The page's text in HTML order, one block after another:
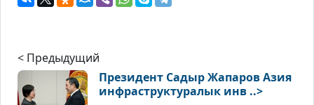
< Предыдущий
Президент Садыр Жапаров Азия
инфраструктуралык инв ..>